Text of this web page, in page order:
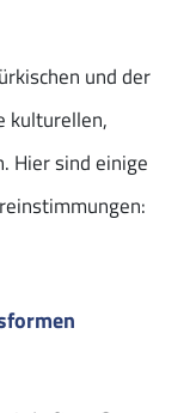
und der
kulturellen,
Hier sind einige